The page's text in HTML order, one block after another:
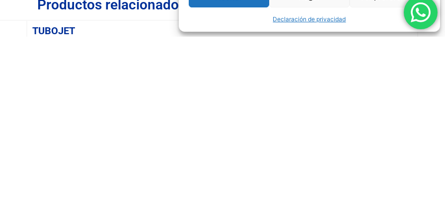
Declaración de privacidad
Productos relacionados
TUBOJET